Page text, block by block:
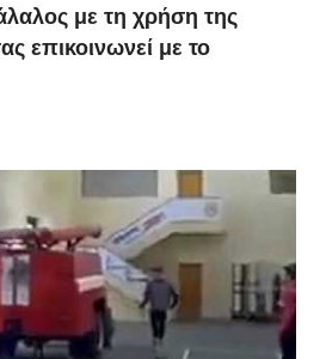
με τη χρήση της
επικοινωνεί με το